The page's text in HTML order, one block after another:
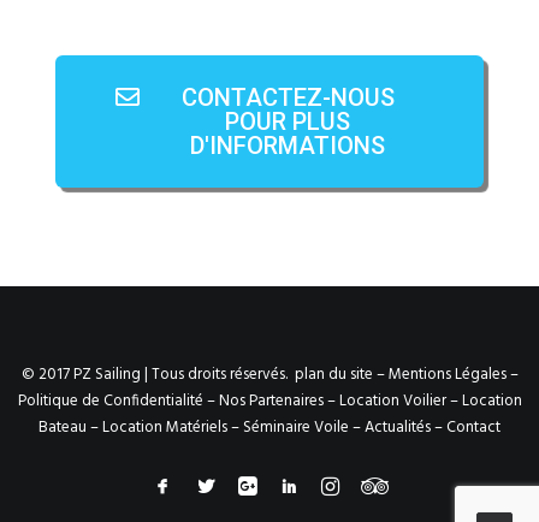
CONTACTEZ-NOUS
POUR PLUS
D'INFORMATIONS
© 2017 PZ Sailing | Tous droits réservés. plan du site–Mentions Légales–
Politique de Confidentialité–Nos Partenaires–Location Voilier–Location
Bateau–Location Matériels–Séminaire Voile–Actualités–Contact